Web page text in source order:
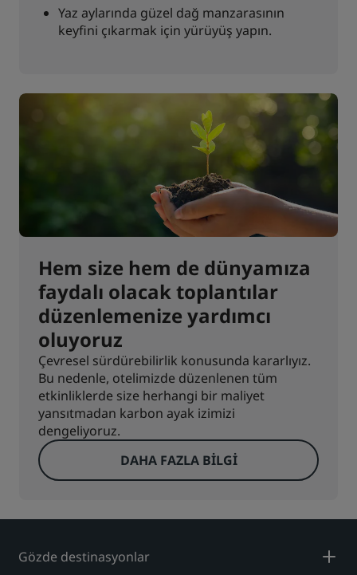
Yaz aylarında güzel dağ manzarasının
keyfini çıkarmak için yürüyüş yapın.
Hem size hem de dünyamıza
faydalı olacak toplantılar
düzenlemenize yardımcı
oluyoruz
Çevresel sürdürebilirlik konusunda kararlıyız.
Bu nedenle, otelimizde düzenlenen tüm
etkinliklerde size herhangi bir maliyet
yansıtmadan karbon ayak izimizi
dengeliyoruz.
DAHA FAZLA BILGI
Gözde destinasyonlar